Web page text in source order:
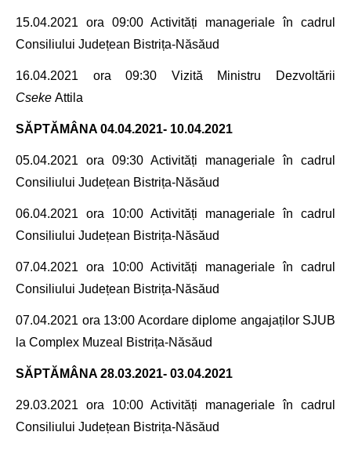
15.04.2021
ora 09:00 Activități manageriale în cadrul
Consiliului Județean Bistrița-Năsăud
16.04.2021
ora 09:30 Vizită Ministru Dezvoltării
Cseke Attila
SĂPTĂMÂNA 04.04.2021- 10.04.2021
05.04.2021
ora 09:30 Activități manageriale în cadrul
Consiliului Județean Bistrița-Năsăud
06.04.2021
ora 10:00 Activități manageriale în cadrul
Consiliului Județean Bistrița-Năsăud
07.04.2021
ora 10:00 Activități manageriale în cadrul
Consiliului Județean Bistrița-Năsăud
07.04.2021 ora 13:00 Acordare diplome angajaților SJUB
la Complex Muzeal Bistrița-Năsăud
SĂPTĂMÂNA 28.03.2021- 03.04.2021
29.03.2021
ora 10:00 Activități manageriale în cadrul
Consiliului Județean Bistrița-Năsăud